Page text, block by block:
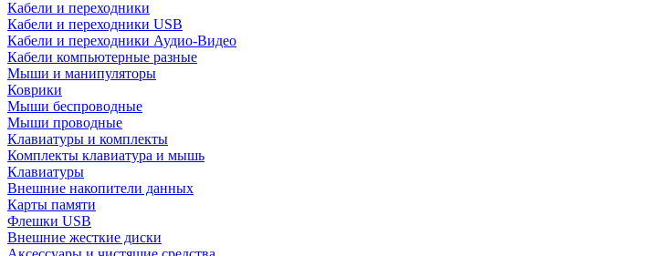
Кабели и переходники
Кабели и переходники USB
Кабели и переходники Аудио-Видео
Кабели компьютерные разные
Мыши и манипуляторы
Коврики
Мыши беспроводные
Мыши проводные
Клавиатуры и комплекты
Комплекты клавиатура и мышь
Клавиатуры
Внешние накопители данных
Карты памяти
Флешки USB
Внешние жесткие диски